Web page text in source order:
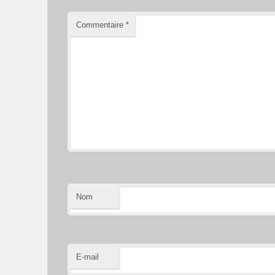
Commentaire *
Nom
E-mail